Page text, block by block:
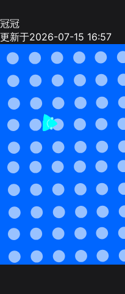
冠冠
更新于2026-07-15 16:57